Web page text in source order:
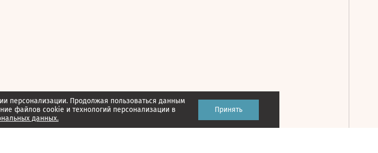
персонализации. Продолжая пользоваться данным
файлов cookie и технологий персонализации в
данных.
Принять